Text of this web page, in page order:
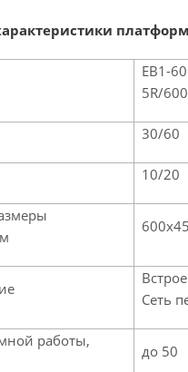
ЕВ1-
5R/
30/60
10/20
Сеть
работы,
до 50